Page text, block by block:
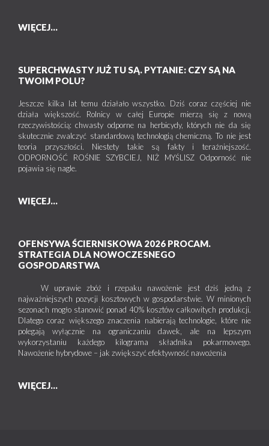
WIĘCEJ...
SUPERCHWASTY JUŻ TU SĄ. PYTANIE: CZY SĄ NA
TWOIM POLU?
Jeszcze kilka lat temu działało wszystko. Dziś coraz częściej nie
działa większość. Rolnicy w całej Europie mierzą się z nową
rzeczywistością: chwasty odporne na herbicydy, których nie da się
skutecznie zwalczyć standardową technologią chemiczną. To nie jest
teoria przyszłości. Niestety takie są fakty i teraźniejszość.
ODPORNOŚĆ ROŚNIE SZYBCIEJ, NIŻ MYŚLISZ Odporność nie
pojawia się nagle.
WIĘCEJ...
OFENSYWA ŚCIERNISKOWA 2026 PROCAM.
STRATEGIA DLA NOWOCZESNEGO
GOSPODARSTWA
W uprawie zbóż i rzepaku nawożenie jest dziś jedną z
najważniejszych pozycji kosztowych w gospodarstwie. W minionych
sezonach mogło stanowić ponad 40% kosztów całkowitych produkcji.
Dlatego coraz większego znaczenia nabierają technologie, które nie
polegają wyłącznie na ograniczaniu dawek, ale na lepszym
wykorzystaniu każdego kilograma składnika pokarmowego.
Nawożenie hybrydowe – jak zwiększyć efektywność nawożenia
WIĘCEJ...